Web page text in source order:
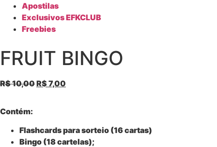
Apostilas
Exclusivos EFKCLUB
Freebies
FRUIT BINGO
R$10,00R$7,00
Contém:
Flashcards para sorteio (16 cartas)
Bingo (18 cartelas);